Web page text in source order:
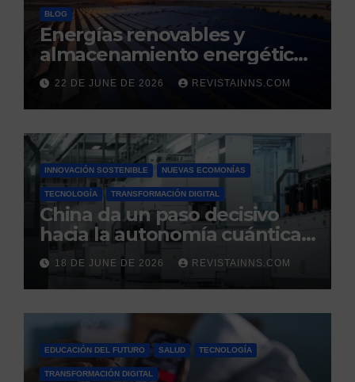
BLOG
Energías renovables y
almacenamiento energético:
la nueva columna vertebral
de la estabilidad del sistema
eléctrico español
22 DE JUNE DE 2026 REVISTAINNS.COM
INNOVACIÓN SOSTENIBLE NUEVAS ECOMONÍAS
TECNOLOGÍA TRANSFORMACIÓN DIGITAL
China da un paso decisivo
hacia la autonomía cuántica:
produce por primera vez el
silicio ultrapuro que sus
competidores controlaban
18 DE JUNE DE 2026 REVISTAINNS.COM
EDUCACIÓN DEL FUTURO SALUD TECNOLOGÍA
TRANSFORMACIÓN DIGITAL